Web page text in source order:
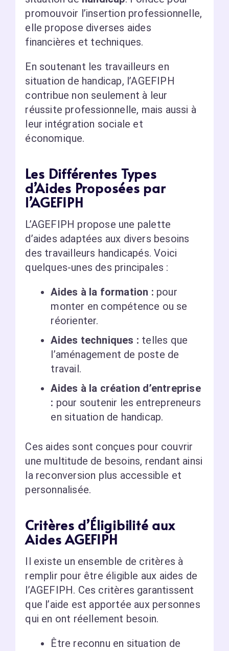
promouvoir l’insertion professionnelle,
elle propose diverses aides
financières et techniques.
En soutenant les travailleurs en
situation de handicap, l’AGEFIPH
contribue non seulement à leur
réussite professionnelle, mais aussi à
leur intégration sociale et
économique.
Les Différentes Types
d’Aides Proposées par
l’AGEFIPH
L’AGEFIPH propose une palette
d’aides adaptées aux divers besoins
des travailleurs handicapés. Voici
quelques-unes des principales :
Aides à la formation : pour
monter en compétence ou se
réorienter.
Aides techniques : telles que
l’aménagement de poste de
travail.
Aides à la création d’entreprise
: pour soutenir les entrepreneurs
en situation de handicap.
Ces aides sont conçues pour couvrir
une multitude de besoins, rendant ainsi
la reconversion plus accessible et
personnalisée.
Critères d’Éligibilité aux
Aides AGEFIPH
Il existe un ensemble de critères à
remplir pour être éligible aux aides de
l’AGEFIPH. Ces critères garantissent
que l’aide est apportée aux personnes
qui en ont réellement besoin.
Être reconnu en situation de